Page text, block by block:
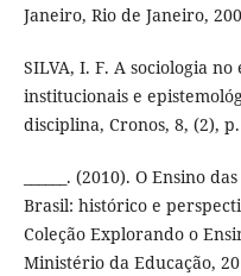
Janeiro, Rio de Janeiro,
SILVA, I. F. A sociologia
institucionais e
disciplina, Cronos, 8, (2),
______. (2010). O Ensino
Brasil: histórico e
Coleção Explorando o
Ministério da Educação,